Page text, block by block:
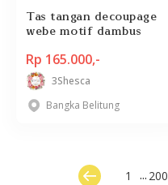
Tas tangan decoupage
webe motif dambus
Rp 165.000,-
3Shesca
Bangka Belitung
1 ... 200